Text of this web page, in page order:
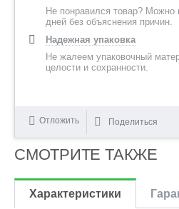
Не понравился товар? Можно
дней без объяснения причин.
Надежная упаковка
Не жалеем упаковочный
целости и сохранности.
Отложить Поделиться
СМОТРИТЕ ТАКЖЕ
Характеристики